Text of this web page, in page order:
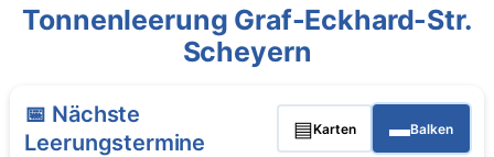
Tonnenleerung Graf-Eckhard-Str.
Scheyern
📅 Nächste
Leerungstermine
▤Karten ▬Balken